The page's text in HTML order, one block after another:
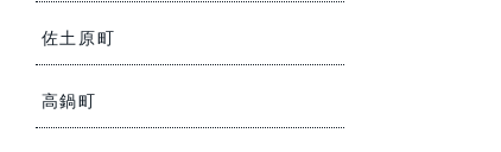
佐土原町
高鍋町